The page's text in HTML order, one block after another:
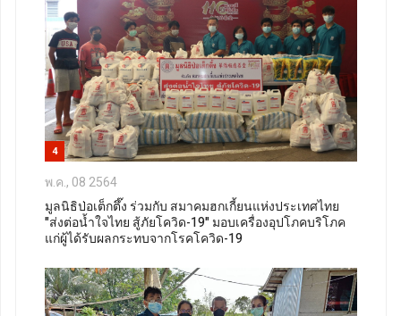
4
พ.ค., 08 2564
มูลนิธิป่อเต็กตึ๊ง ร่วมกับ สมาคมฮกเกี้ยนแห่งประเทศไทย
"ส่งต่อน้ำใจไทย สู้ภัยโควิด-19" มอบเครื่องอุปโภคบริโภค
แก่ผู้ได้รับผลกระทบจากโรคโควิด-19